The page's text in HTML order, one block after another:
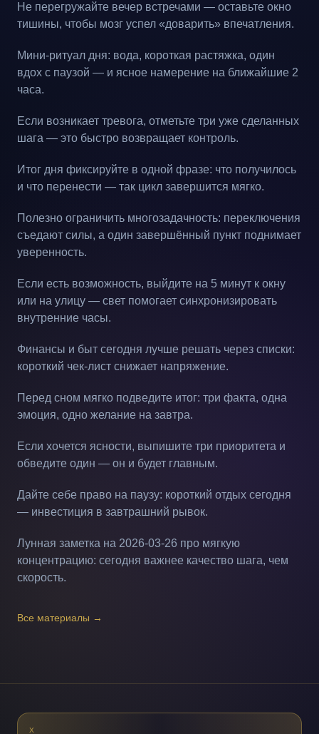
Не перегружайте вечер встречами — оставьте окно
тишины, чтобы мозг успел «доварить» впечатления.
Мини-ритуал дня: вода, короткая растяжка, один
вдох с паузой — и ясное намерение на ближайшие 2
часа.
Если возникает тревога, отметьте три уже сделанных
шага — это быстро возвращает контроль.
Итог дня фиксируйте в одной фразе: что получилось
и что перенести — так цикл завершится мягко.
Полезно ограничить многозадачность: переключения
съедают силы, а один завершённый пункт поднимает
уверенность.
Если есть возможность, выйдите на 5 минут к окну
или на улицу — свет помогает синхронизировать
внутренние часы.
Финансы и быт сегодня лучше решать через списки:
короткий чек-лист снижает напряжение.
Перед сном мягко подведите итог: три факта, одна
эмоция, одно желание на завтра.
Если хочется ясности, выпишите три приоритета и
обведите один — он и будет главным.
Дайте себе право на паузу: короткий отдых сегодня
— инвестиция в завтрашний рывок.
Лунная заметка на 2026-03-26 про мягкую
концентрацию: сегодня важнее качество шага, чем
скорость.
Все материалы →
X